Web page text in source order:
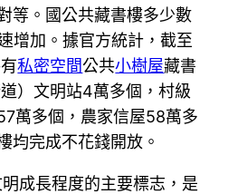
等。國公共藏書樓多少數
增加。據官方統計，截至
私密空間公共小樹屋藏書
）文明站4萬多個，村級
萬多個，農家信屋58萬多
均完成不花錢開放。
成長程度的主要標志，是